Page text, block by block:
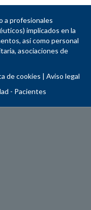
a profesionales
implicados en la
así como personal
asociaciones de
de cookies | Aviso legal
- Pacientes